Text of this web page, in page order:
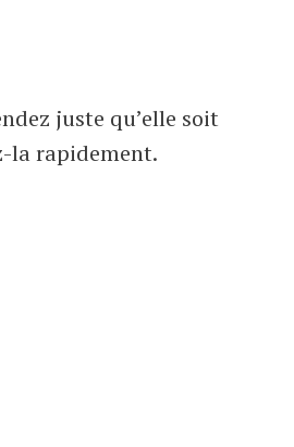
juste qu’elle soit
la rapidement.